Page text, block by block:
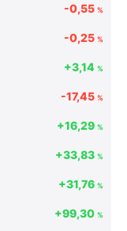
-0,55 %
-0,25 %
+3,14 %
-17,45 %
+16,29 %
+33,83 %
+31,76 %
+99,30 %